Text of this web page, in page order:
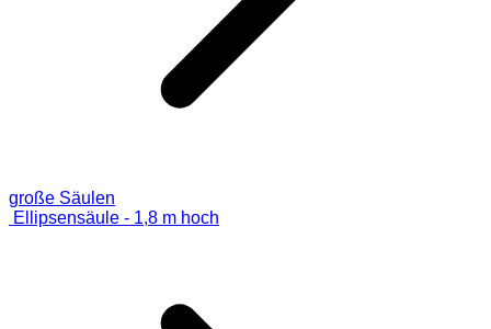
große Säulen
Ellipsensäule - 1,8 m hoch